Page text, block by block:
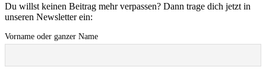
Du willst keinen Beitrag mehr verpassen? Dann trage dich jetzt in
unseren Newsletter ein:
Vorname oder ganzer Name